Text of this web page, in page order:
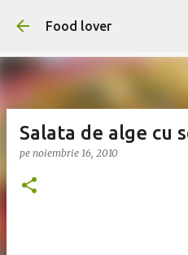
Treceți la
Food lover
Salata de alge cu
pe noiembrie 16, 2010